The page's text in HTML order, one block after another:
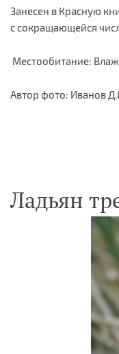
Занесен в Красную
с сокращающейся
Местообитание:
Автор фото: Иванов
Ладьян